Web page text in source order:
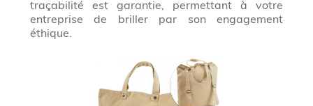
traçabilité est garantie, permettant à votre
entreprise de briller par son engagement
éthique.